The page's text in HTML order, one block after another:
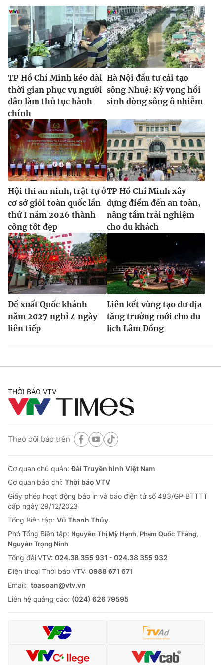
Ðiện thoại Thời báo VTV:024.66 897 897
Email:toasoan@vtv.vn
Liên hệ quảng cáo:024-7300.7108
® Cấm sao chép dưới mọi hình thức nếu không có sự chấp
thuận bằng văn bản. Ghi rõ nguồn VTV.vn khi phát hành lại
thông tin từ website này.
TP Hồ Chí Minh kéo dài
thời gian phục vụ người
dân làm thủ tục hành
chính
Hà Nội đầu tư cải tạo
sông Nhuệ: Kỳ vọng hồi
sinh dòng sông ô nhiễm
Hội thi an ninh, trật tự ở
cơ sở giỏi toàn quốc lần
thứ I năm 2026 thành
công tốt đẹp
TP Hồ Chí Minh xây
dựng điểm đến an toàn,
nâng tầm trải nghiệm
cho du khách
Đề xuất Quốc khánh
năm 2027 nghỉ 4 ngày
liên tiếp
Liên kết vùng tạo dư địa
tăng trưởng mới cho du
lịch Lâm Đồng
THỜI BÁO VTV
Theo dõi báo trên
Cơ quan chủ quản:Đài Truyền hình Việt Nam
Cơ quan báo chí: Thời báo VTV
Giấy phép hoạt động báo in và báo điện tử số 483/GP-BTTTT
cấp ngày 29/12/2023
Tổng Biên tập: Vũ Thanh Thủy
Phó Tổng Biên tập: Nguyễn Thị Mỹ Hạnh, Phạm Quốc Thắng,
Nguyễn Trọng Ninh
Tổng đài VTV: 024.38 355 931 - 024.38 355 932
Ðiện thoại Thời báo VTV: 0988 671 671
Email: toasoan@vtv.vn
Liên hệ quảng cáo: (024) 626 79595